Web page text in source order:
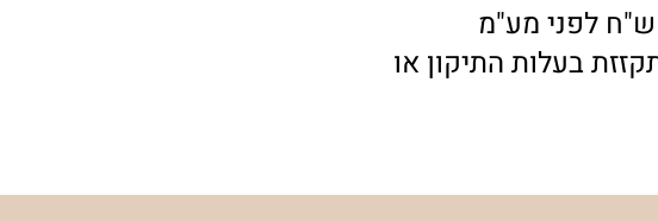
200 ש"ח עלות הבדיקה מתקזזת בעלות התיקון או